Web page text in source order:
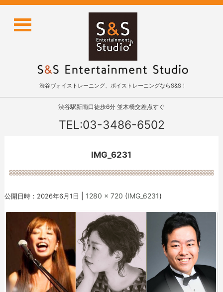
渋谷ヴォイストレーニング、ボイストレーニングならS&S！
渋谷駅新南口徒歩6分 並木橋交差点すぐ
TEL:03-3486-6502
IMG_6231
公開日時： 2026年6月1日 1280 × 720 (IMG_6231)